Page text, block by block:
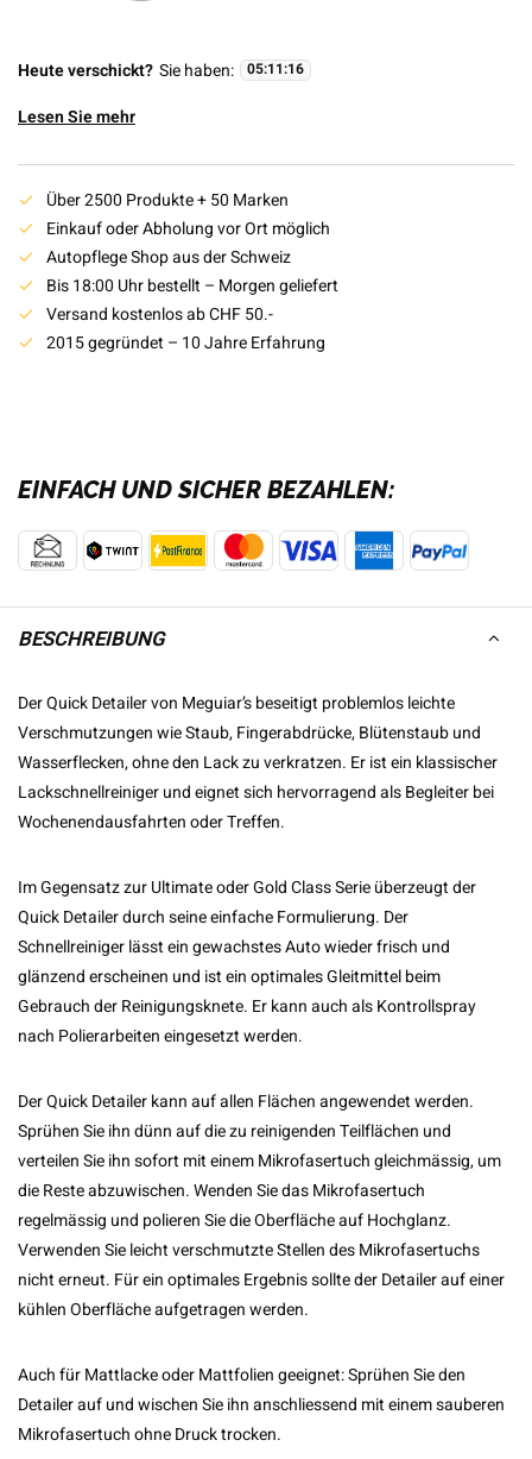
Heute verschickt? Sie haben: 05:11:16
Lesen Sie mehr
Über 2500 Produkte + 50 Marken
Einkauf oder Abholung vor Ort möglich
Autopflege Shop aus der Schweiz
Bis 18:00 Uhr bestellt – Morgen geliefert
Versand kostenlos ab CHF 50.-
2015 gegründet – 10 Jahre Erfahrung
EINFACH UND SICHER BEZAHLEN:
BESCHREIBUNG
Der Quick Detailer von Meguiar’s beseitigt problemlos leichte
Verschmutzungen wie Staub, Fingerabdrücke, Blütenstaub und
Wasserflecken, ohne den Lack zu verkratzen. Er ist ein klassischer
Lackschnellreiniger und eignet sich hervorragend als Begleiter bei
Wochenendausfahrten oder Treffen.
Im Gegensatz zur Ultimate oder Gold Class Serie überzeugt der
Quick Detailer durch seine einfache Formulierung. Der
Schnellreiniger lässt ein gewachstes Auto wieder frisch und
glänzend erscheinen und ist ein optimales Gleitmittel beim
Gebrauch der Reinigungsknete. Er kann auch als Kontrollspray
nach Polierarbeiten eingesetzt werden.
Der Quick Detailer kann auf allen Flächen angewendet werden.
Sprühen Sie ihn dünn auf die zu reinigenden Teilflächen und
verteilen Sie ihn sofort mit einem Mikrofasertuch gleichmässig, um
die Reste abzuwischen. Wenden Sie das Mikrofasertuch
regelmässig und polieren Sie die Oberfläche auf Hochglanz.
Verwenden Sie leicht verschmutzte Stellen des Mikrofasertuchs
nicht erneut. Für ein optimales Ergebnis sollte der Detailer auf einer
kühlen Oberfläche aufgetragen werden.
Auch für Mattlacke oder Mattfolien geeignet: Sprühen Sie den
Detailer auf und wischen Sie ihn anschliessend mit einem sauberen
Mikrofasertuch ohne Druck trocken.